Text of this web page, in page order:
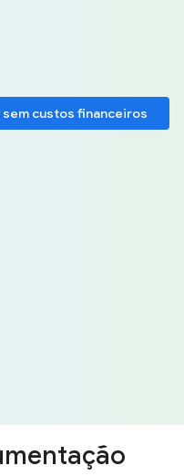
sem custos financeiros